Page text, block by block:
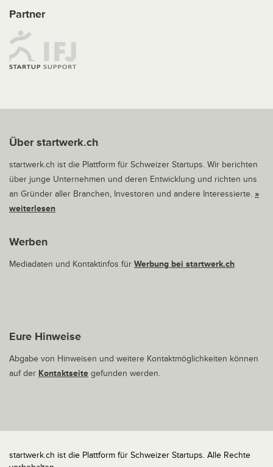
Partner
Über startwerk.ch
startwerk.ch ist die Plattform für Schweizer Startups. Wir berichten
über junge Unternehmen und deren Entwicklung und richten uns
an Gründer aller Branchen, Investoren und andere Interessierte. »
weiterlesen
Werben
Mediadaten und Kontaktinfos für Werbung bei startwerk.ch
Eure Hinweise
Abgabe von Hinweisen und weitere Kontaktmöglichkeiten können
auf der Kontaktseite gefunden werden.
startwerk.ch ist die Plattform für Schweizer Startups. Alle Rechte